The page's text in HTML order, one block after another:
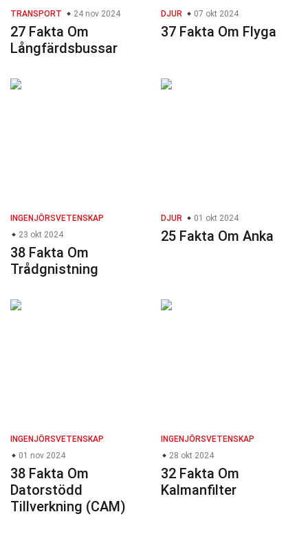
TRANSPORT 24 nov 2024
27 Fakta Om
Långfärdsbussar
DJUR 07 okt 2024
37 Fakta Om Flyga
INGENJÖRSVETENSKAP
23 okt 2024
38 Fakta Om
Trådgnistning
DJUR 01 okt 2024
25 Fakta Om Anka
INGENJÖRSVETENSKAP
01 nov 2024
38 Fakta Om
Datorstödd
Tillverkning (CAM)
INGENJÖRSVETENSKAP
28 okt 2024
32 Fakta Om
Kalmanfilter